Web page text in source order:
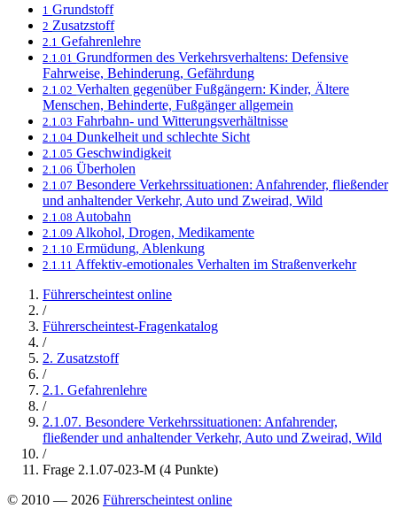
1 Grundstoff
2 Zusatzstoff
2.1 Gefahrenlehre
2.1.01 Grundformen des Verkehrsverhaltens: Defensive
Fahrweise, Behinderung, Gefährdung
2.1.02 Verhalten gegenüber Fußgängern: Kinder, Ältere
Menschen, Behinderte, Fußgänger allgemein
2.1.03 Fahrbahn- und Witterungsverhältnisse
2.1.04 Dunkelheit und schlechte Sicht
2.1.05 Geschwindigkeit
2.1.06 Überholen
2.1.07 Besondere Verkehrssituationen: Anfahrender, fließender
und anhaltender Verkehr, Auto und Zweirad, Wild
2.1.08 Autobahn
2.1.09 Alkohol, Drogen, Medikamente
2.1.10 Ermüdung, Ablenkung
2.1.11 Affektiv-emotionales Verhalten im Straßenverkehr
Führerscheintest online
/
Führerscheintest-Fragenkatalog
/
2. Zusatzstoff
/
2.1. Gefahrenlehre
/
2.1.07. Besondere Verkehrssituationen: Anfahrender,
fließender und anhaltender Verkehr, Auto und Zweirad, Wild
/
Frage 2.1.07-023-M (4 Punkte)
© 2010 — 2026 Führerscheintest online